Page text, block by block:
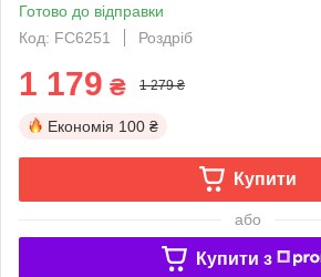
Готово до відправки
Код: FC6251
Роздріб
1 179 ₴ 1 279 ₴
Економія 100 ₴
Купити
або
Купити з